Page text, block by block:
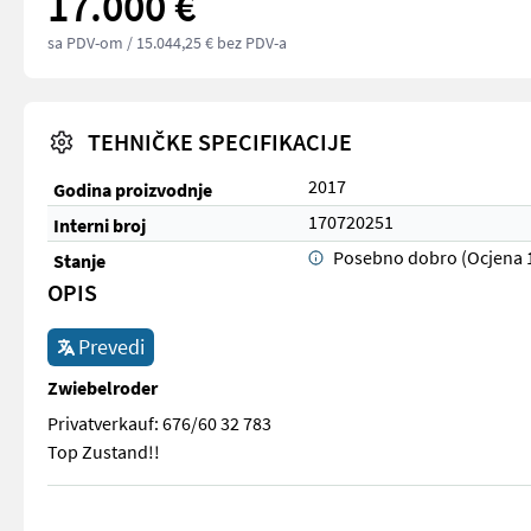
sa PDV-om / 15.044,25 € bez PDV-a
TEHNIČKE SPECIFIKACIJE
Godina proizvodnje
2017
Interni broj
170720251
Stanje
Posebno dobro (Ocjena
OPIS
Prevedi
Zwiebelroder
Privatverkauf: 676/60 32 783
Top Zustand!!
Privatverkauf: 676/60 32 783 Top Zustand!!